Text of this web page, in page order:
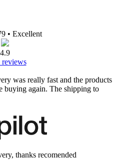
–
l (klarglas))
e-postadress E-postadress krävs inte.
och kommer inte att publiceras.